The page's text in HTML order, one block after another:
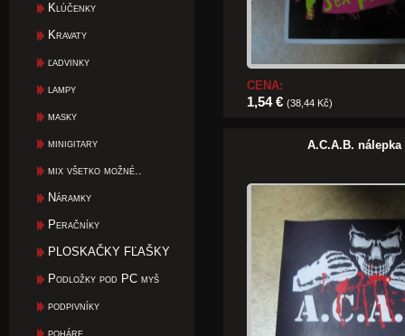
Klúčenky
Kravaty
ľadvinky
lampy
masky
minigitary
mix všetko možné..
Náramky
Peračníky
PLOSKAČKY FĽAŠKY
Podložky pod PC myš
podpivníky
poháre
CENA:
1,54 € (38,44 Kč)
A.C.A.B. nálepka